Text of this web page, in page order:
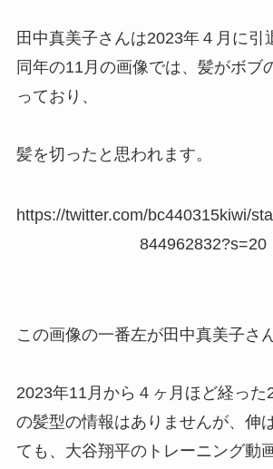
田中真美子さんは2023年４月に引
同年の11月の画像では、髪がボブ
っており、
髪を切ったと思われます。
https://twitter.com/bc440315kiwi/
844962832?s=20
この画像の一番左が田中真美子さ
2023年11月から４ヶ月ほど経った
の髪型の情報はありませんが、伸
ても、大谷翔平のトレーニング動